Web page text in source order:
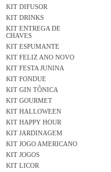
KIT DIFUSOR
KIT DRINKS
KIT ENTREGA DE
CHAVES
KIT ESPUMANTE
KIT FELIZ ANO NOVO
KIT FESTA JUNINA
KIT FONDUE
KIT GIN TÔNICA
KIT GOURMET
KIT HALLOWEEN
KIT HAPPY HOUR
KIT JARDINAGEM
KIT JOGO AMERICANO
KIT JOGOS
KIT LICOR